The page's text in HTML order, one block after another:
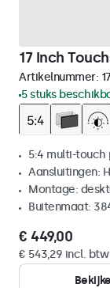
17 Inch
Artikelnummer:
5 stuks
5:4 multi-touch
Aansluitingen:
Montage:
Buitenmaat:
€ 449,00
€ 543,29 incl. btw